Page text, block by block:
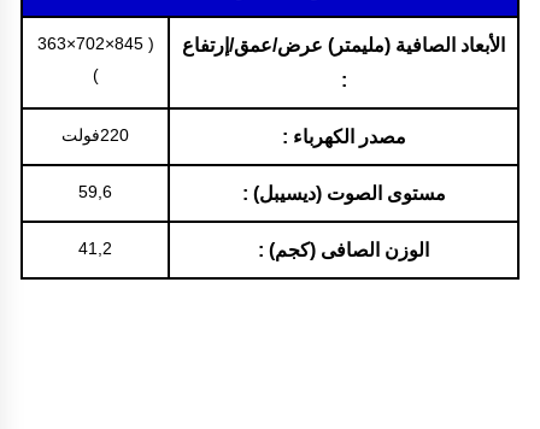
الأبعاد الصافية (مليمتر) عرض/عمق/إرتفاع
:
( 845×702×363
)
مصدر الكهرباء : 220فولت
مستوى الصوت (ديسيبل) : 59,6
الوزن الصافى (كجم) : 41,2